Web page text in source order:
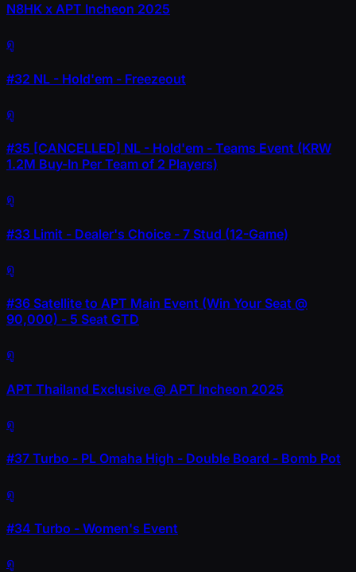
N8HK x APT Incheon 2025
ดู
#32 NL - Hold'em - Freezeout
ดู
#35 [CANCELLED] NL - Hold'em - Teams Event (KRW
1.2M Buy-In Per Team of 2 Players)
ดู
#33 Limit - Dealer's Choice - 7 Stud (12-Game)
ดู
#36 Satellite to APT Main Event (Win Your Seat @
90,000) - 5 Seat GTD
ดู
APT Thailand Exclusive @ APT Incheon 2025
ดู
#37 Turbo - PL Omaha High - Double Board - Bomb Pot
ดู
#34 Turbo - Women's Event
ดู